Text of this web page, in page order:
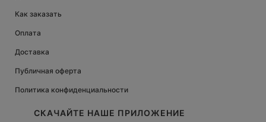
СКАЧАЙТЕ НАШЕ ПРИЛОЖЕНИЕ
Как заказать
Оплата
Доставка
Публичная оферта
Политика конфиденциальности